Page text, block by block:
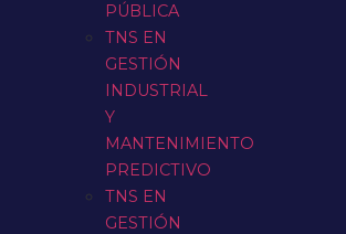
PÚBLICA
TNS EN
GESTIÓN
INDUSTRIAL
Y
MANTENIMIENTO
PREDICTIVO
TNS EN
GESTIÓN